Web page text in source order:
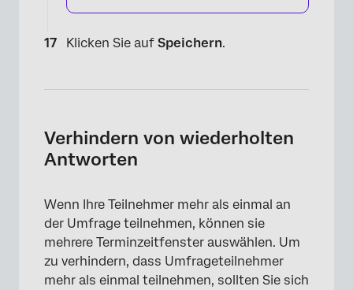
×
Klicken Sie auf Speichern.
Verhindern von wiederholten
Antworten
Wenn Ihre Teilnehmer mehr als einmal an
der Umfrage teilnehmen, können sie
mehrere Terminzeitfenster auswählen. Um
zu verhindern, dass Umfrageteilnehmer
mehr als einmal teilnehmen, sollten Sie sich